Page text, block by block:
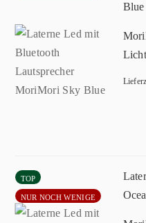
Blue
TOP
NUR NOCH WENIGE